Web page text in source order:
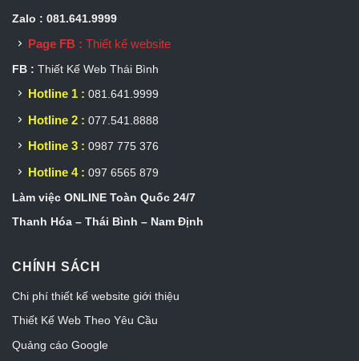
Zalo : 081.641.9999
Page FB : Thiết kế website
FB : Thiết Kế Web Thái Bình
Hotline 1 : 081.641.9999
Hotline 2 : 077.541.8888
Hotline 3 : 0987 775 376
Hotline 4 : 097 6565 879
Làm việc ONLINE Toàn Quốc 24/7
Thanh Hóa – Thái Bình – Nam Định
CHÍNH SÁCH
Chi phí thiết kế website giới thiệu
Thiết Kế Web Theo Yêu Cầu
Quảng cáo Google